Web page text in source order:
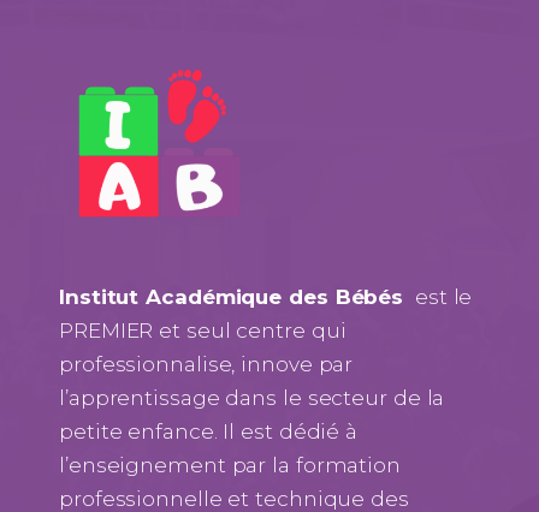
Institut Académique des Bébés est le
PREMIER et seul centre qui
professionnalise, innove par
l’apprentissage dans le secteur de la
petite enfance. Il est dédié à
l’enseignement par la formation
professionnelle et technique des